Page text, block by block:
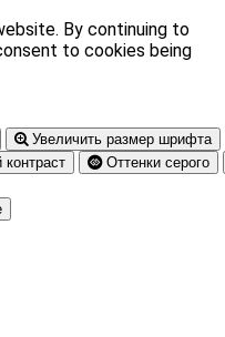
Увеличить размер шрифта
Оттенки серого
By continuing to
to cookies being